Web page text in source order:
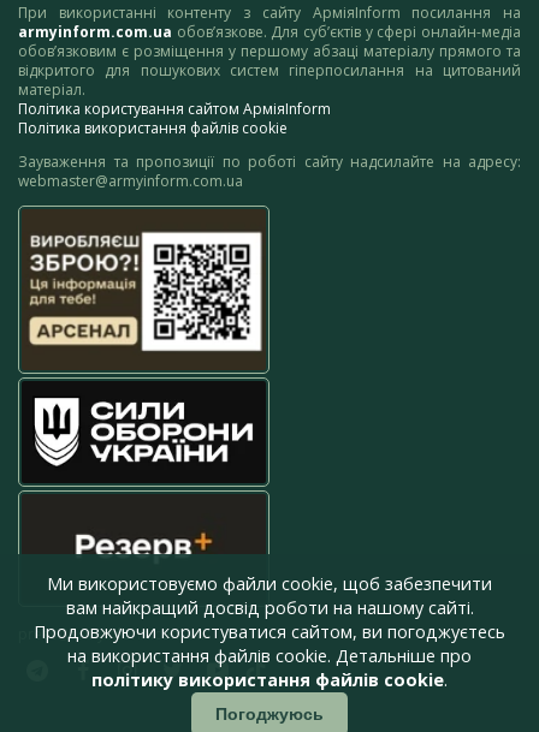
При використанні контенту з сайту АрміяInform посилання на
armyinform.com.ua обов’язкове. Для суб’єктів у сфері онлайн-медіа
обов’язковим є розміщення у першому абзаці матеріалу прямого та
відкритого для пошукових систем гіперпосилання на цитований
матеріал.
Політика користування сайтом АрміяInform
Політика використання файлів cookie
Зауваження та пропозиції по роботі сайту надсилайте на адресу:
webmaster@armyinform.com.ua
press@armyinform.com.ua
Ми використовуємо файли cookie, щоб забезпечити
вам найкращий досвід роботи на нашому сайті.
Продовжуючи користуватися сайтом, ви погоджуєтесь
на використання файлів cookie. Детальніше про
політику використання файлів cookie.
Погоджуюсь